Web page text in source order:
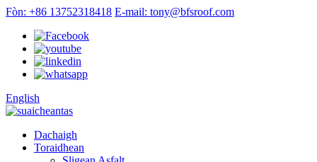
Fòn: +86 13752318418 E-mail: tony@bfsroof.com
English
Dachaigh
Toraidhean